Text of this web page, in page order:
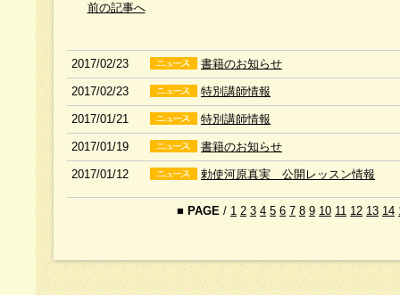
前の記事へ
2017/02/23 書籍のお知らせ
2017/02/23 特別講師情報
2017/01/21 特別講師情報
2017/01/19 書籍のお知らせ
2017/01/12 勅使河原真実 公開レッスン情報
■ PAGE / 1 2 3 4 5 6 7 8 9 10 11 12 13 14